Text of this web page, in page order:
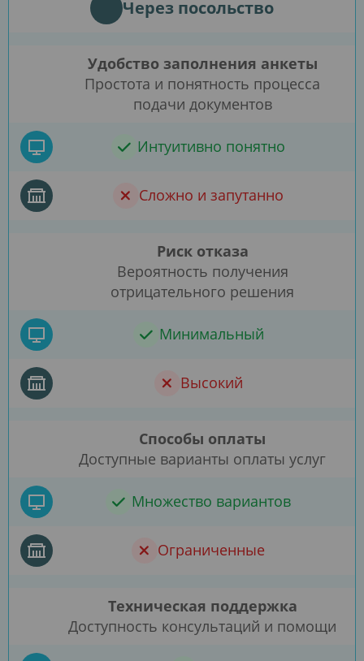
Через посольство
Удобство заполнения анкеты
Простота и понятность процесса
подачи документов
Интуитивно понятно
Сложно и запутанно
Риск отказа
Вероятность получения
отрицательного решения
Минимальный
Высокий
Способы оплаты
Доступные варианты оплаты услуг
Множество вариантов
Ограниченные
Техническая поддержка
Доступность консультаций и помощи